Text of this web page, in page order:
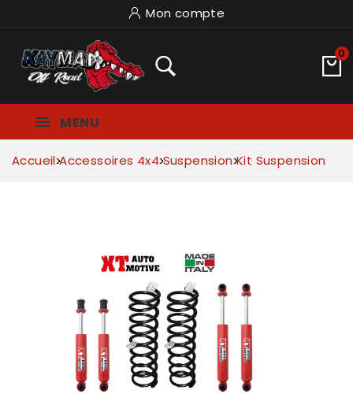
Mon compte
0
MENU
Accueil Accessoires 4x4 Suspension Kit Suspension